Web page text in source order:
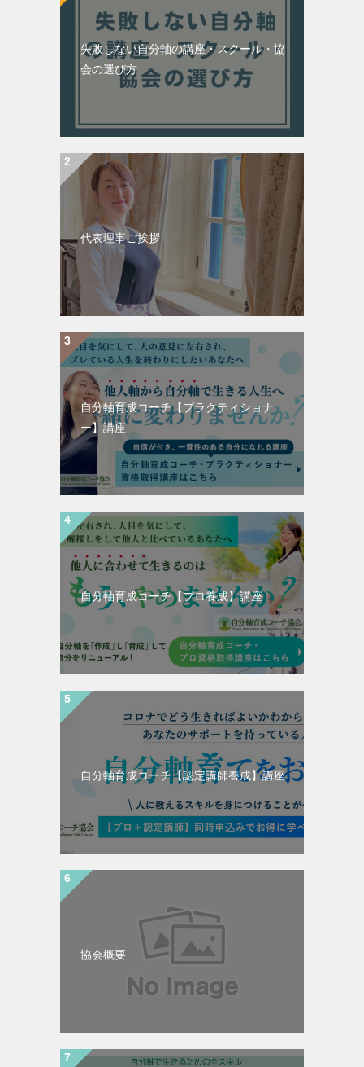
失敗しない自分軸の講座・スクール・協
会の選び方
代表理事ご挨拶
自分軸育成コーチ【プラクティショナ
ー】講座
自分軸育成コーチ【プロ養成】講座
自分軸育成コーチ【認定講師養成】講座
協会概要